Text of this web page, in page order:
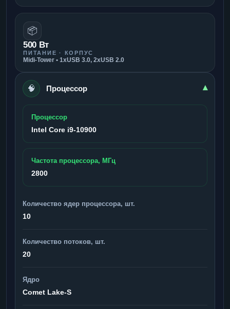
📦
500 Вт
ПИТАНИЕ · КОРПУС
Midi-Tower • 1xUSB 3.0, 2xUSB 2.0
🧠 Процессор ▾
Процессор
Intel Core i9-10900
Частота процессора, МГц
2800
Количество ядер процессора, шт.
10
Количество потоков, шт.
20
Ядро
Comet Lake-S